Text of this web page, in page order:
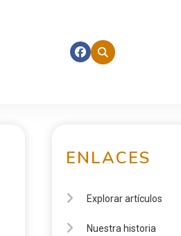
ENLACES
Explorar artículos
Nuestra historia